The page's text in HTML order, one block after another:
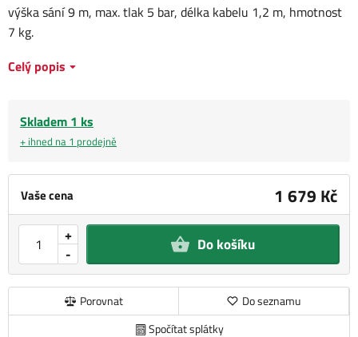
Vaše cena 1 679 Kč
-
+ Do košíku
Porovnat
Do seznamu
Spočítat splátky
výška sání 9 m, max. tlak 5 bar, délka kabelu 1,2 m, hmotnost
7 kg.
Celý popis
Skladem 1 ks
+ ihned na 1 prodejně